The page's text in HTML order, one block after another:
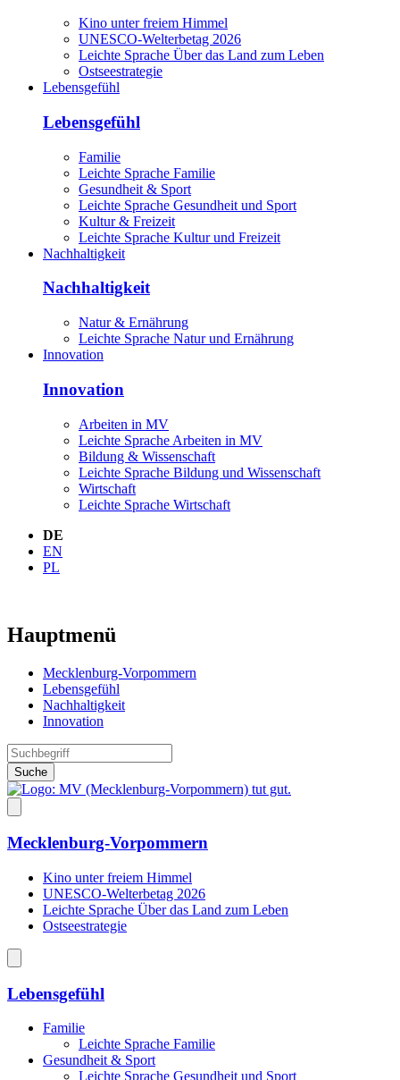
Kino unter freiem Himmel
UNESCO-Welterbetag 2026
Leichte Sprache Über das Land zum Leben
Ostseestrategie
Lebensgefühl
Lebensgefühl
Familie
Leichte Sprache Familie
Gesundheit & Sport
Leichte Sprache Gesundheit und Sport
Kultur & Freizeit
Leichte Sprache Kultur und Freizeit
Nachhaltigkeit
Nachhaltigkeit
Natur & Ernährung
Leichte Sprache Natur und Ernährung
Innovation
Innovation
Arbeiten in MV
Leichte Sprache Arbeiten in MV
Bildung & Wissenschaft
Leichte Sprache Bildung und Wissenschaft
Wirtschaft
Leichte Sprache Wirtschaft
DE
EN
PL
Hauptmenü
Mecklenburg-Vorpommern
Lebensgefühl
Nachhaltigkeit
Innovation
Suche
Mecklenburg-Vorpommern
Kino unter freiem Himmel
UNESCO-Welterbetag 2026
Leichte Sprache Über das Land zum Leben
Ostseestrategie
Lebensgefühl
Familie
Leichte Sprache Familie
Gesundheit & Sport
Leichte Sprache Gesundheit und Sport